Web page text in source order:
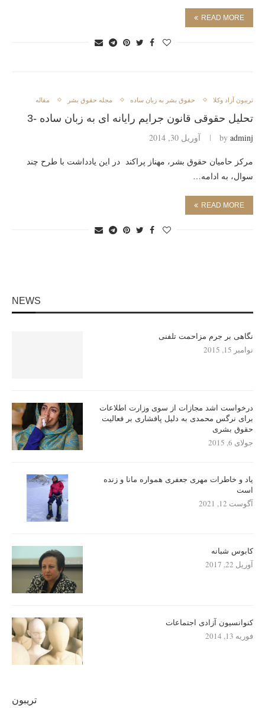
READ MORE
تريبون آزاد وكلا حقوق بشر به زبان ساده مجله حقوق بشر مقاله
تحلیل حقوقی قانون جرایم رایانه ای به زبان ساده -3
by adminj آوریل 30, 2014
مرکز حامیان حقوق بشر، مهناز پراکند در این یادداشت با طرح چند
سوال، به ادامه…
READ MORE
NEWS
نگاهی بر جرم مزاحمت تلفنی
نوامبر 15, 2015
درخواست اشد مجازات از سوی وزارت اطلاعات
برای نرگس محمدی به دلیل پافشاری بر فعالیت
حقوق بشری
جولای 6, 2015
یاد و خاطرات مهری جعفری همواره مانا و زنده
است
آگوست 12, 2021
کابوس شبانه
آوریل 22, 2017
کنوانسیون آزادی اجتماعات
فوریه 13, 2014
تریبون